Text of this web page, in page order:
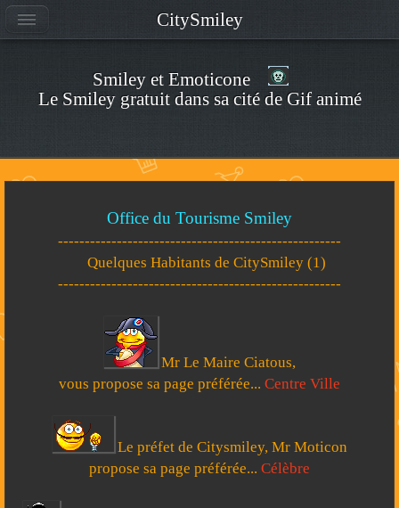
Smiley et Emoticone
Le Smiley gratuit dans sa cité de Gif animé
Office du Tourisme Smiley
-----------------------------------------------------
Quelques Habitants de CitySmiley (1)
-----------------------------------------------------
Mr Le Maire Ciatous,
vous propose sa page préférée... Centre Ville
Le préfet de Citysmiley, Mr Moticon
propose sa page préférée... Célèbre
CitySmiley